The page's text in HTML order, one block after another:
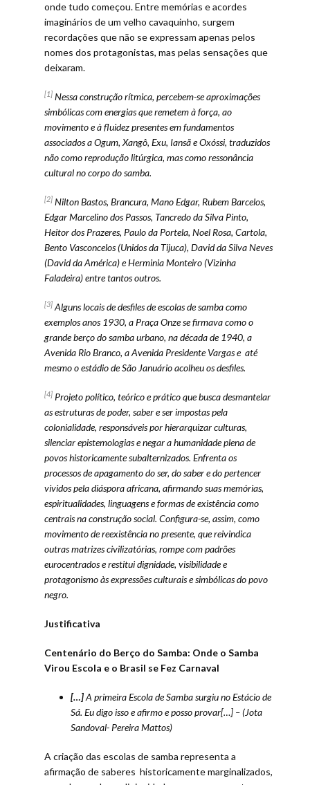
onde tudo começou. Entre memórias e acordes
imaginários de um velho cavaquinho, surgem
recordações que não se expressam apenas pelos
nomes dos protagonistas, mas pelas sensações que
deixaram.
[1] Nessa construção rítmica, percebem-se aproximações
simbólicas com energias que remetem à força, ao
movimento e à fluidez presentes em fundamentos
associados a Ogum, Xangô, Exu, Iansã e Oxóssi, traduzidos
não como reprodução litúrgica, mas como ressonância
cultural no corpo do samba.
[2] Nilton Bastos, Brancura, Mano Edgar, Rubem Barcelos,
Edgar Marcelino dos Passos, Tancredo da Silva Pinto,
Heitor dos Prazeres, Paulo da Portela, Noel Rosa, Cartola,
Bento Vasconcelos (Unidos da Tijuca), David da Silva Neves
(David da América) e Herminia Monteiro (Vizinha
Faladeira) entre tantos outros.
[3] Alguns locais de desfiles de escolas de samba como
exemplos anos 1930, a Praça Onze se firmava como o
grande berço do samba urbano, na década de 1940, a
Avenida Rio Branco, a Avenida Presidente Vargas e até
mesmo o estádio de São Januário acolheu os desfiles.
[4] Projeto político, teórico e prático que busca desmantelar
as estruturas de poder, saber e ser impostas pela
colonialidade, responsáveis por hierarquizar culturas,
silenciar epistemologias e negar a humanidade plena de
povos historicamente subalternizados. Enfrenta os
processos de apagamento do ser, do saber e do pertencer
vividos pela diáspora africana, afirmando suas memórias,
espiritualidades, linguagens e formas de existência como
centrais na construção social. Configura-se, assim, como
movimento de reexistência no presente, que reivindica
outras matrizes civilizatórias, rompe com padrões
eurocentrados e restitui dignidade, visibilidade e
protagonismo às expressões culturais e simbólicas do povo
negro.
Justificativa
Centenário do Berço do Samba: Onde o Samba
Virou Escola e o Brasil se Fez Carnaval
[…]A primeira Escola de Samba surgiu no Estácio de
Sá. Eu digo isso e afirmo e posso provar[…] – (Jota
Sandoval- Pereira Mattos)
A criação das escolas de samba representa a
afirmação de saberes historicamente marginalizados,